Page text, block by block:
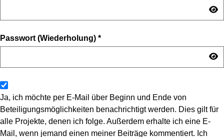
Passwort (Wiederholung) *
Ja, ich möchte per E-Mail über Beginn und Ende von
Beteiligungsmöglichkeiten benachrichtigt werden. Dies gilt für
alle Projekte, denen ich folge. Außerdem erhalte ich eine E-
Mail, wenn jemand einen meiner Beiträge kommentiert. Ich